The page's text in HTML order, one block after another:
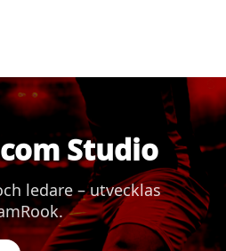
Studio
ledare – utvecklas